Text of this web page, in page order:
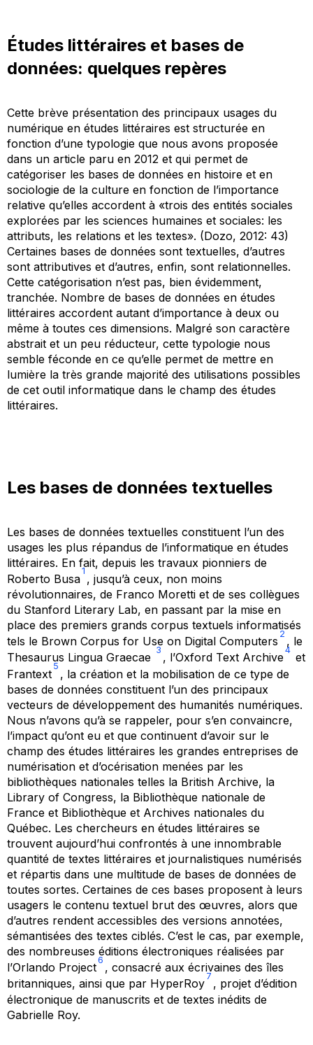
Études littéraires et bases de
données: quelques repères
Cette brève présentation des principaux usages du
numérique en études littéraires est structurée en
fonction d’une typologie que nous avons proposée
dans un article paru en 2012 et qui permet de
catégoriser les bases de données en histoire et en
sociologie de la culture en fonction de l’importance
relative qu’elles accordent à «trois des entités sociales
explorées par les sciences humaines et sociales: les
attributs, les relations et les textes». (Dozo, 2012: 43)
Certaines bases de données sont textuelles, d’autres
sont attributives et d’autres, enfin, sont relationnelles.
Cette catégorisation n’est pas, bien évidemment,
tranchée. Nombre de bases de données en études
littéraires accordent autant d’importance à deux ou
même à toutes ces dimensions. Malgré son caractère
abstrait et un peu réducteur, cette typologie nous
semble féconde en ce qu’elle permet de mettre en
lumière la très grande majorité des utilisations possibles
de cet outil informatique dans le champ des études
littéraires.
Les bases de données textuelles
Les bases de données textuelles constituent l’un des
usages les plus répandus de l’informatique en études
littéraires. En fait, depuis les travaux pionniers de
Roberto Busa
1
, jusqu’à ceux, non moins
révolutionnaires, de Franco Moretti et de ses collègues
du Stanford Literary Lab, en passant par la mise en
place des premiers grands corpus textuels informatisés
tels le Brown Corpus for Use on Digital Computers
2
, le
Thesaurus Lingua Graecae
3
, l’Oxford Text Archive
4
et
Frantext
5
, la création et la mobilisation de ce type de
bases de données constituent l’un des principaux
vecteurs de développement des humanités numériques.
Nous n’avons qu’à se rappeler, pour s’en convaincre,
l’impact qu’ont eu et que continuent d’avoir sur le
champ des études littéraires les grandes entreprises de
numérisation et d’océrisation menées par les
bibliothèques nationales telles la British Archive, la
Library of Congress, la Bibliothèque nationale de
France et Bibliothèque et Archives nationales du
Québec. Les chercheurs en études littéraires se
trouvent aujourd’hui confrontés à une innombrable
quantité de textes littéraires et journalistiques numérisés
et répartis dans une multitude de bases de données de
toutes sortes. Certaines de ces bases proposent à leurs
usagers le contenu textuel brut des œuvres, alors que
d’autres rendent accessibles des versions annotées,
sémantisées des textes ciblés. C’est le cas, par exemple,
des nombreuses éditions électroniques réalisées par
l’Orlando Project
6
, consacré aux écrivaines des îles
britanniques, ainsi que par HyperRoy
7
, projet d’édition
électronique de manuscrits et de textes inédits de
Gabrielle Roy.